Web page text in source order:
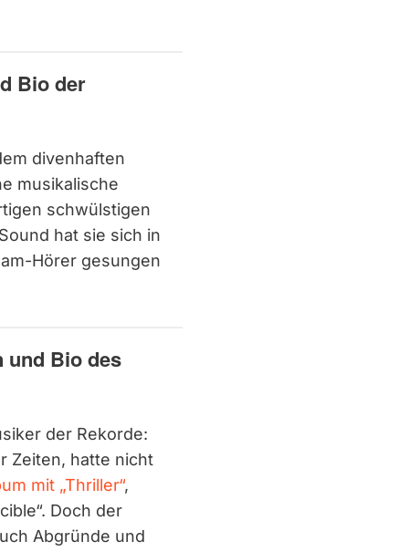
Bio der
divenhaften
musikalische
schwülstigen
hat sie sich in
Hörer gesungen
und Bio des
der Rekorde:
Zeiten, hatte nicht
mit „Thriller“,
Doch der
Abgründe und